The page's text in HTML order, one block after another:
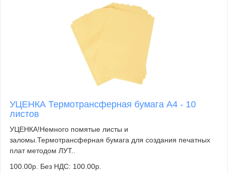
УЦЕНКА Термотрансферная бумага А4 - 10
листов
УЦЕНКА!Немного помятые листы и
заломы.Термотрансферная бумага для создания печатных
плат методом ЛУТ..
100.00р. Без НДС: 100.00р.